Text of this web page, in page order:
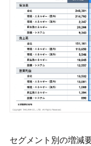
セグメント別の増減